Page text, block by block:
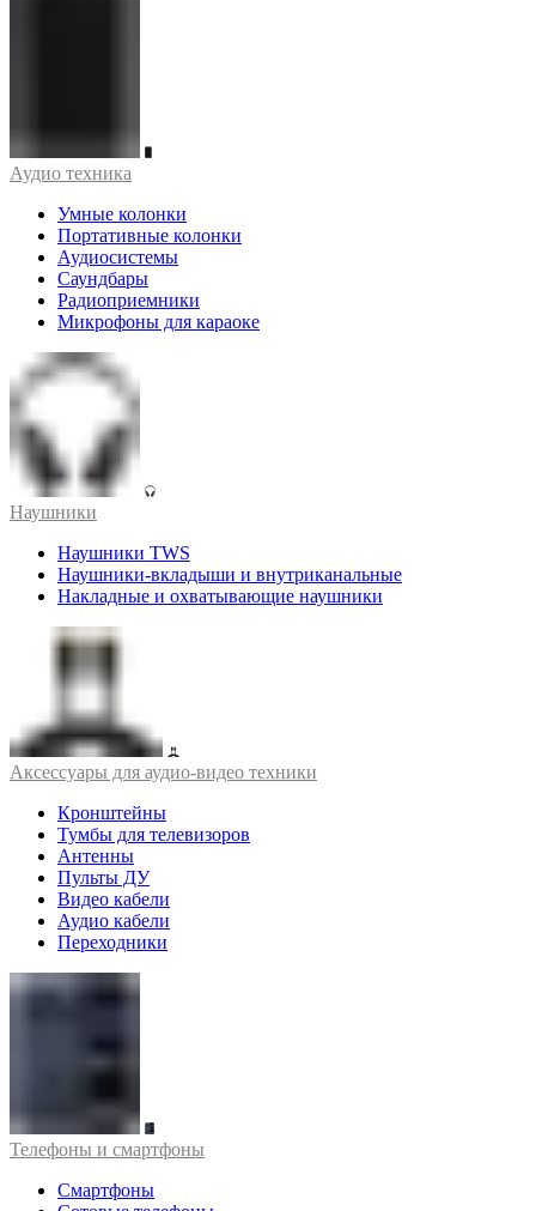
Аудио техника
Умные колонки
Портативные колонки
Аудиосистемы
Саундбары
Радиоприемники
Микрофоны для караоке
Наушники
Наушники TWS
Наушники-вкладыши и внутриканальные
Накладные и охватывающие наушники
Аксессуары для аудио-видео техники
Кронштейны
Тумбы для телевизоров
Антенны
Пульты ДУ
Видео кабели
Аудио кабели
Переходники
Телефоны и смартфоны
Смартфоны